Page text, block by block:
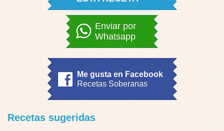
Enviar por
Whatsapp
Me gusta en Facebook
Recetas Soberanas
Recetas sugeridas